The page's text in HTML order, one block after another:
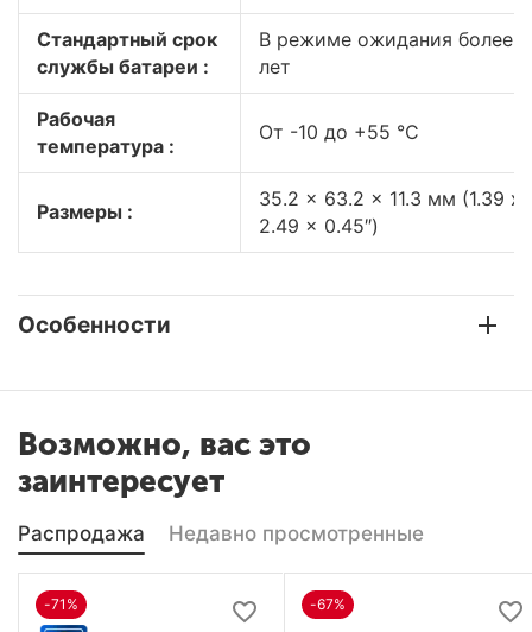
Стандартный срок
службы батареи :
В режиме ожидания более 3
лет
Рабочая
температура :
От -10 до +55 °C
Размеры :
35.2 x 63.2 x 11.3 мм (1.39 x
2.49 x 0.45″)
Особенности
Возможно, вас это
заинтересует
Распродажа Недавно просмотренные
-71% -67%